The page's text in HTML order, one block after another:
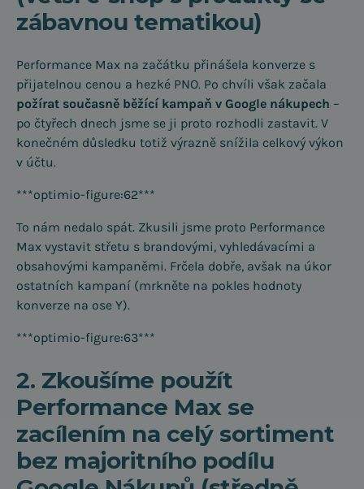
zábavnou tematikou)
Performance Max na začátku přinášela konverze s
přijatelnou cenou a hezké PNO. Po chvíli však začala
požírat současně běžící kampaň v Google nákupech –⁠
po čtyřech dnech jsme se ji proto rozhodli zastavit. V
konečném důsledku totiž výrazně snížila celkový výkon
v účtu.
***optimio-figure:62***
To nám nedalo spát. Zkusili jsme proto Performance
Max vystavit střetu s brandovými, vyhledávacími a
obsahovými kampaněmi. Frčela dobře, avšak na úkor
ostatních kampaní (mrkněte na pokles hodnoty
konverze na ose Y).
***optimio-figure:63***
2. Zkoušíme použít
Performance Max se
zacílením na celý sortiment
bez majoritního podílu